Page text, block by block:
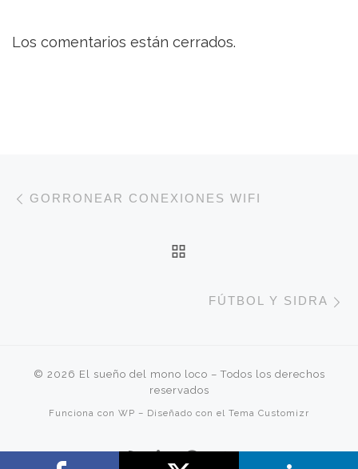
Los comentarios están cerrados.
Navegación de entradas
GORRONEAR CONEXIONES WIFI
FÚTBOL Y SIDRA
© 2026 El sueño del mono loco – Todos los derechos
reservados
Funciona con WP – Diseñado con el Tema Customizr